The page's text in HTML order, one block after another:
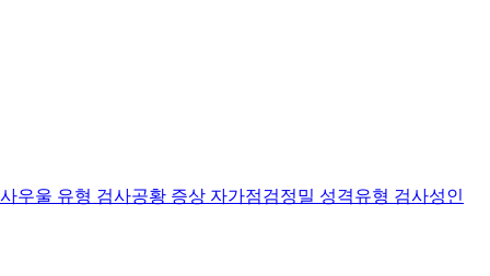
우울 유형 검사공황 증상 자가점검정밀 성격유형 검사성인